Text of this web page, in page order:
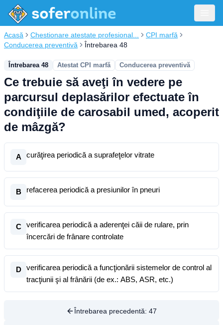
Acasă Chestionare atestate profesional...
CPI marfă
Conducerea preventivă
Întrebarea 48
Întrebarea 48 Atestat CPI marfă Conducerea preventivă
Ce trebuie să aveţi în vedere pe
parcursul deplasărilor efectuate în
condiţiile de carosabil umed, acoperit
de mâzgă?
A curăţirea periodică a suprafeţelor vitrate
B refacerea periodică a presiunilor în pneuri
C
verificarea periodică a aderenţei căii de rulare, prin
încercări de frânare controlate
D
verificarea periodică a funcţionării sistemelor de control al
tracţiunii şi al frânării (de ex.: ABS, ASR, etc.)
Întrebarea precedentă: 47